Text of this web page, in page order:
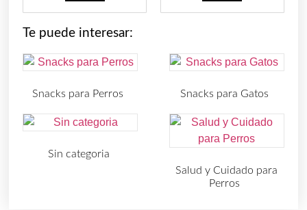
Te puede interesar:
Snacks para Perros Snacks para Gatos
Sin categoria
Salud y Cuidado para
Perros